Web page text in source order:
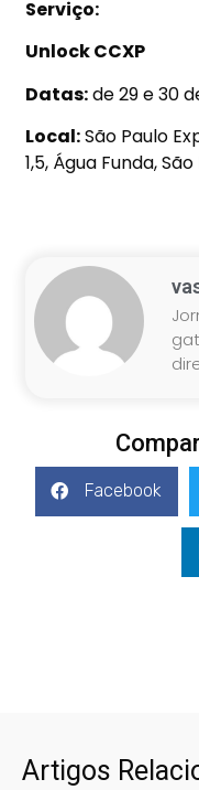
Serviço:
Unlock CCXP
Datas:de 29 e30
Local:São Paulo
1,5, Água Funda,
Facebook
Artigos